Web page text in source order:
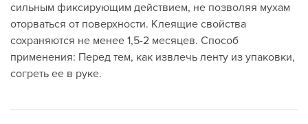
сильным фиксирующим действием, не позволяя мухам
оторваться от поверхности. Клеящие свойства
сохраняются не менее 1,5-2 месяцев. Способ
применения: Перед тем, как извлечь ленту из упаковки,
согреть ее в руке.